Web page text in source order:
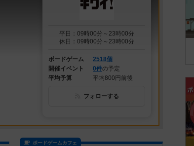
平日：09時00分～23時00分
休日：09時00分～23時00分
ボードゲーム
2518個
開催イベント
0件の予定
平均予算
平均800円前後
フォローする
ボードゲームカフェ